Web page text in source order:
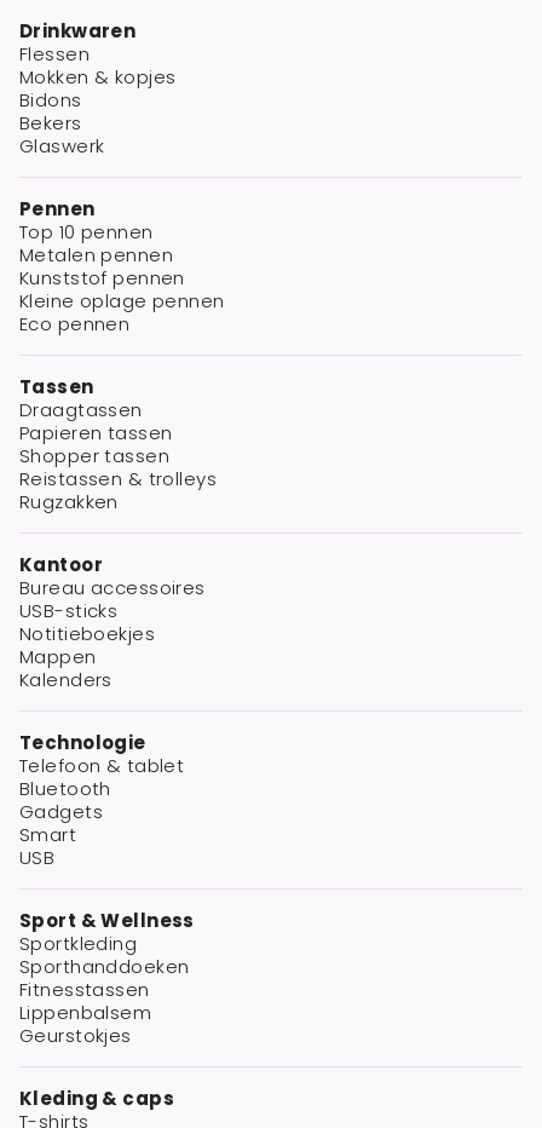
Drinkwaren
Flessen
Mokken & kopjes
Bidons
Bekers
Glaswerk
Pennen
Top 10 pennen
Metalen pennen
Kunststof pennen
Kleine oplage pennen
Eco pennen
Tassen
Draagtassen
Papieren tassen
Shopper tassen
Reistassen & trolleys
Rugzakken
Kantoor
Bureau accessoires
USB-sticks
Notitieboekjes
Mappen
Kalenders
Technologie
Telefoon & tablet
Bluetooth
Gadgets
Smart
USB
Sport & Wellness
Sportkleding
Sporthanddoeken
Fitnesstassen
Lippenbalsem
Geurstokjes
Kleding & caps
T-shirts